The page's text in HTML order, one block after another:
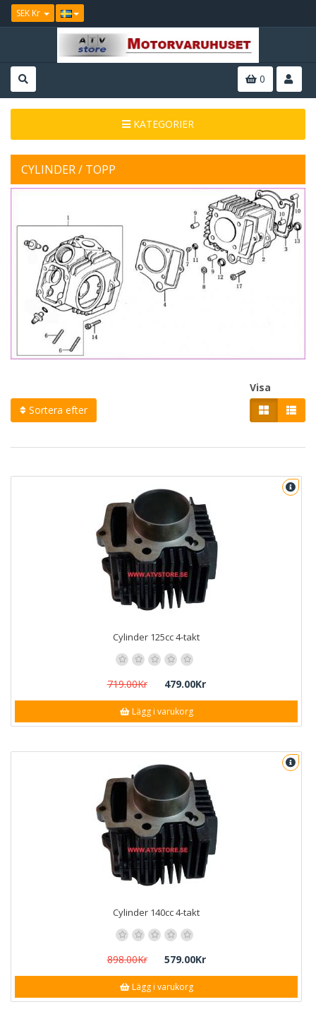
SEK Kr
0
KATEGORIER
CYLINDER / TOPP
Sortera efter
Visa
Cylinder 125cc 4-takt
719.00Kr 479.00Kr
Lägg i varukorg
Cylinder 140cc 4-takt
898.00Kr 579.00Kr
Lägg i varukorg